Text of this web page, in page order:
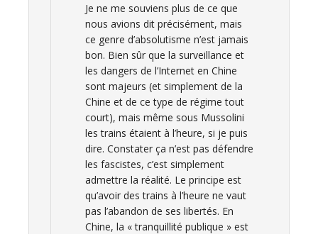
Je ne me souviens plus de ce que
nous avions dit précisément, mais
ce genre d’absolutisme n’est jamais
bon. Bien sûr que la surveillance et
les dangers de l’Internet en Chine
sont majeurs (et simplement de la
Chine et de ce type de régime tout
court), mais même sous Mussolini
les trains étaient à l’heure, si je puis
dire. Constater ça n’est pas défendre
les fascistes, c’est simplement
admettre la réalité. Le principe est
qu’avoir des trains à l’heure ne vaut
pas l’abandon de ses libertés. En
Chine, la « tranquillité publique » est